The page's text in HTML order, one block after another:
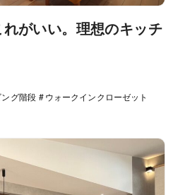
がいい。理想のキッチ
ング階段 ウォークインクローゼット